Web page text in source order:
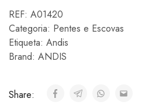
REF: A01420
Categoria: Pentes e Escovas
Etiqueta: Andis
Brand: ANDIS
Share: